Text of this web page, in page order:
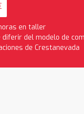
en taller
del modelo de
de Crestanevada